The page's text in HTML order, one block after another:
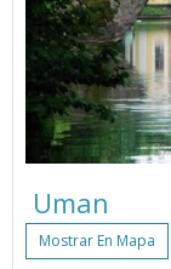
Uman
Mostrar En Mapa